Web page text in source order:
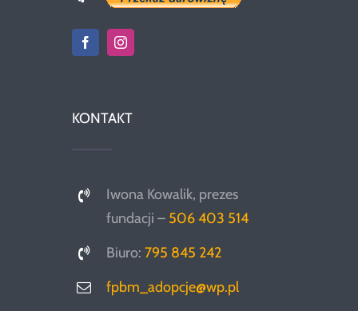
KONTAKT
Iwona Kowalik, prezes
fundacji – 506 403 514
Biuro:795 845 242
fpbm_adopcje@wp.pl